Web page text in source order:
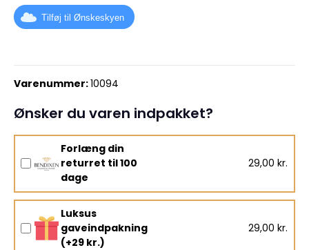
Tilføj til Ønskeskyen
Varenummer:10094
Ønsker du varen indpakket?
Forlæng din
returret til 100
dage
29,00 kr.
Luksus
gaveindpakning
(+29 kr.)
29,00 kr.